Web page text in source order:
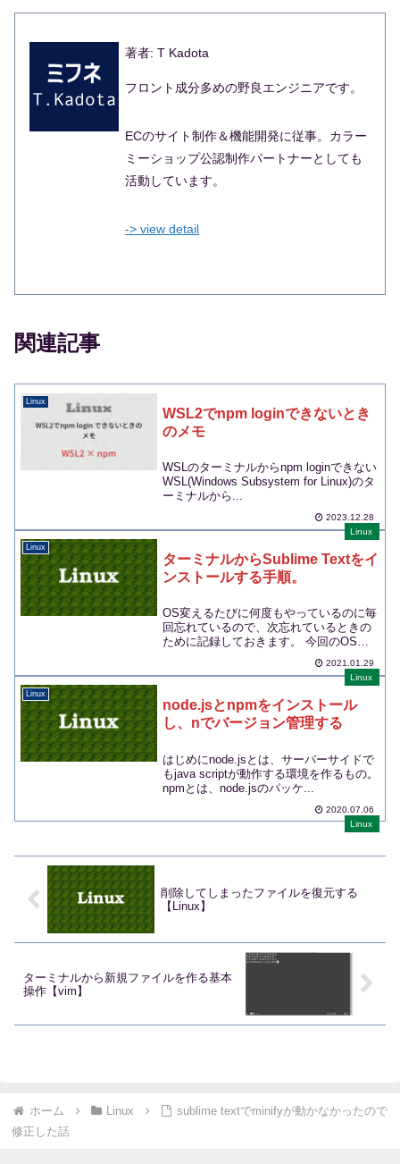
著者: T Kadota
フロント成分多めの野良エンジニアです。
ECのサイト制作＆機能開発に従事。カラー
ミーショップ公認制作パートナーとしても
活動しています。
-> view detail
関連記事
Linux
WSL2でnpm loginできないとき
のメモ
WSLのターミナルからnpm loginできない
WSL(Windows Subsystem for Linux)のタ
ーミナルから...
2023.12.28
Linux
Linux
ターミナルからSublime Textをイ
ンストールする手順。
OS変えるたびに何度もやっているのに毎
回忘れているので、次忘れているときの
ために記録しておきます。 今回のOSは
2021.01.29
Linux
Linux
node.jsとnpmをインストール
し、nでバージョン管理する
はじめにnode.jsとは、サーバーサイドで
もjava scriptが動作する環境を作るもの。
npmとは、node.jsのパッケ...
2020.07.06
Linux
削除してしまったファイルを復元する
【Linux】
ターミナルから新規ファイルを作る基本
操作【vim】
ホーム Linux
sublime textでminifyが動かなかったので
修正した話